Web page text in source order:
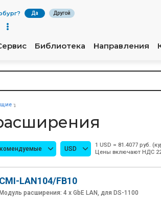
? Да Другой
Библиотека Направления
USD
1 USD = 81.4077 руб.
Цены включают НДС
CMI-LAN104/FB10
Модуль расширения: 4 x GbE LAN, для DS-1100